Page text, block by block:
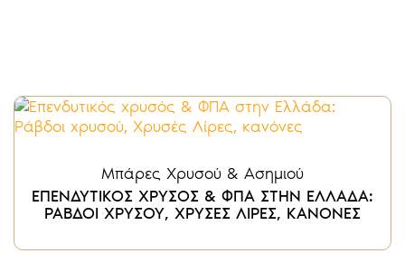
Μπάρες Χρυσού & Ασημιού
ΕΠΕΝΔΥΤΙΚΟΣ ΧΡΥΣΟΣ & ΦΠΑ ΣΤΗΝ ΕΛΛΑΔΑ:
ΡΑΒΔΟΙ ΧΡΥΣΟΥ, ΧΡΥΣΕΣ ΛΙΡΕΣ, ΚΑΝΟΝΕΣ